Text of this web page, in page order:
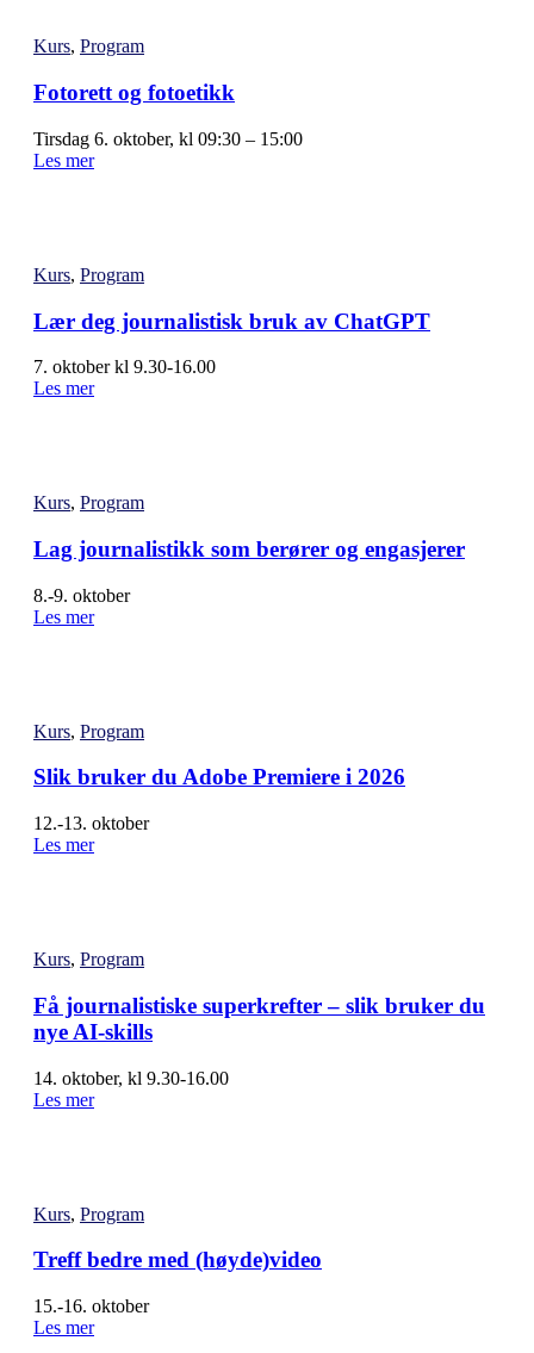
Kurs, Program
Fotorett og fotoetikk
Tirsdag 6. oktober, kl 09:30 – 15:00
Les mer
Kurs, Program
Lær deg journalistisk bruk av ChatGPT
7. oktober kl 9.30-16.00
Les mer
Kurs, Program
Lag journalistikk som berører og engasjerer
8.-9. oktober
Les mer
Kurs, Program
Slik bruker du Adobe Premiere i 2026
12.-13. oktober
Les mer
Kurs, Program
Få journalistiske superkrefter – slik bruker du
nye AI-skills
14. oktober, kl 9.30-16.00
Les mer
Kurs, Program
Treff bedre med (høyde)video
15.-16. oktober
Les mer